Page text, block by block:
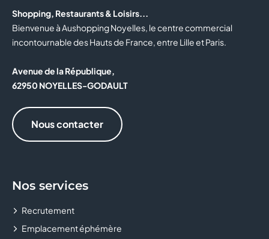
Shopping, Restaurants & Loisirs...
Bienvenue à Aushopping Noyelles, le centre commercial
incontournable des Hauts de France, entre Lille et Paris.
Avenue de la République,
62950 NOYELLES-GODAULT
Nous contacter
Nos services
Recrutement
Emplacement éphémère